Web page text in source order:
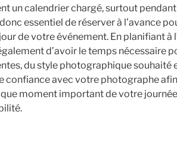
un calendrier chargé, surtout
essentiel de réserver à l’avance
de votre événement. En planifiant à
d’avoir le temps nécessaire
du style photographique souhaité
confiance avec votre photographe afin
moment important de votre